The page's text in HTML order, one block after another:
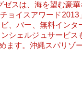
スは、海を望む豪
ョイスアワード
、バー、無料イン
シェルジュサービ
す。沖縄スパリゾ